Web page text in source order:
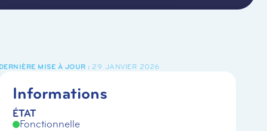
29 JANVIER 2026
Informations
ÉTAT
Fonctionnelle